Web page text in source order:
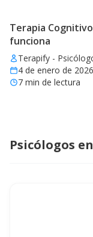
Terapia
funciona
Terapify -
4 de enero de 2026
7 min de lectura
Psicólogos